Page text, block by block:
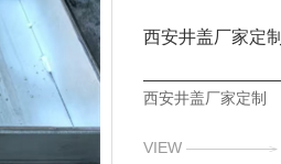
西安井盖厂家定制
西安井盖厂家定制
VIEW